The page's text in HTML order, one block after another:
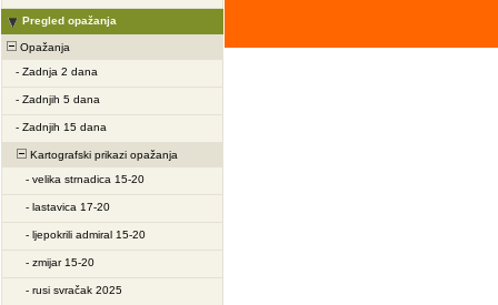
Pregled opažanja
Opažanja
- Zadnja 2 dana
- Zadnjih 5 dana
- Zadnjih 15 dana
Kartografski prikazi opažanja
- velika strnadica 15-20
- lastavica 17-20
- ljepokrili admiral 15-20
- zmijar 15-20
- rusi svračak 2025